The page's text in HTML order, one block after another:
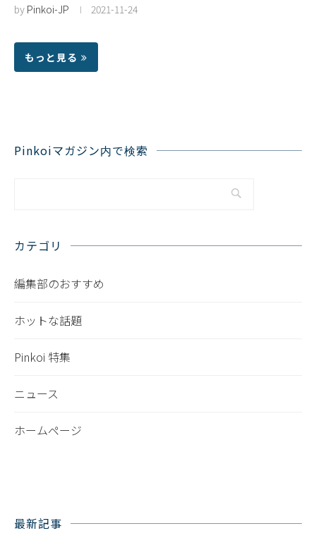
by Pinkoi-JP 2021-11-24
もっと見る
Pinkoiマガジン内で検索
カテゴリ
編集部のおすすめ
ホットな話題
Pinkoi 特集
ニュース
ホームページ
最新記事